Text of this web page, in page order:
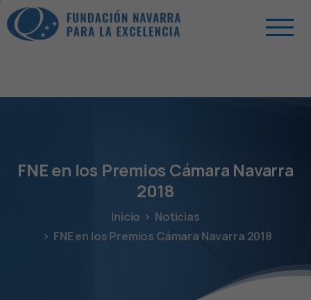
FNEen los Premios Cámara Navarra
2018
Inicio
Noticias
FNE en los Premios Cámara Navarra 2018